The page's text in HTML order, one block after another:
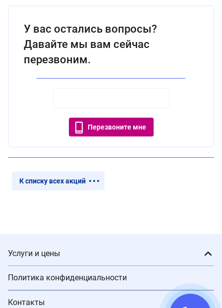
У вас остались вопросы?
Давайте мы вам сейчас
перезвоним.
Перезвоните мне
К списку всех акций
Услуги и цены
Политика конфиденциальности
Контакты